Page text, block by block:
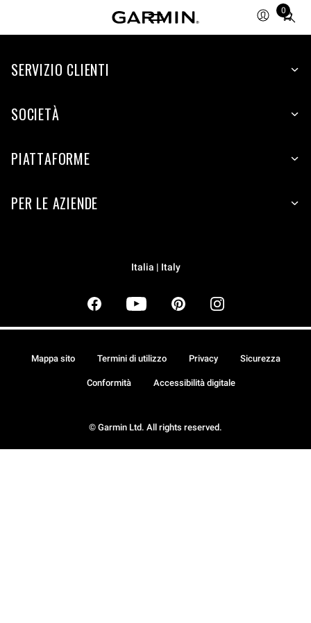
0
Total
items
cart:
SERVIZIO CLIENTI
SOCIETÀ
PIATTAFORME
PER LE AZIENDE
Italia | Italy
© Garmin Ltd. All rights reserved.
Mappa sito Termini di utilizzo Privacy Sicurezza
Conformità Accessibilità digitale